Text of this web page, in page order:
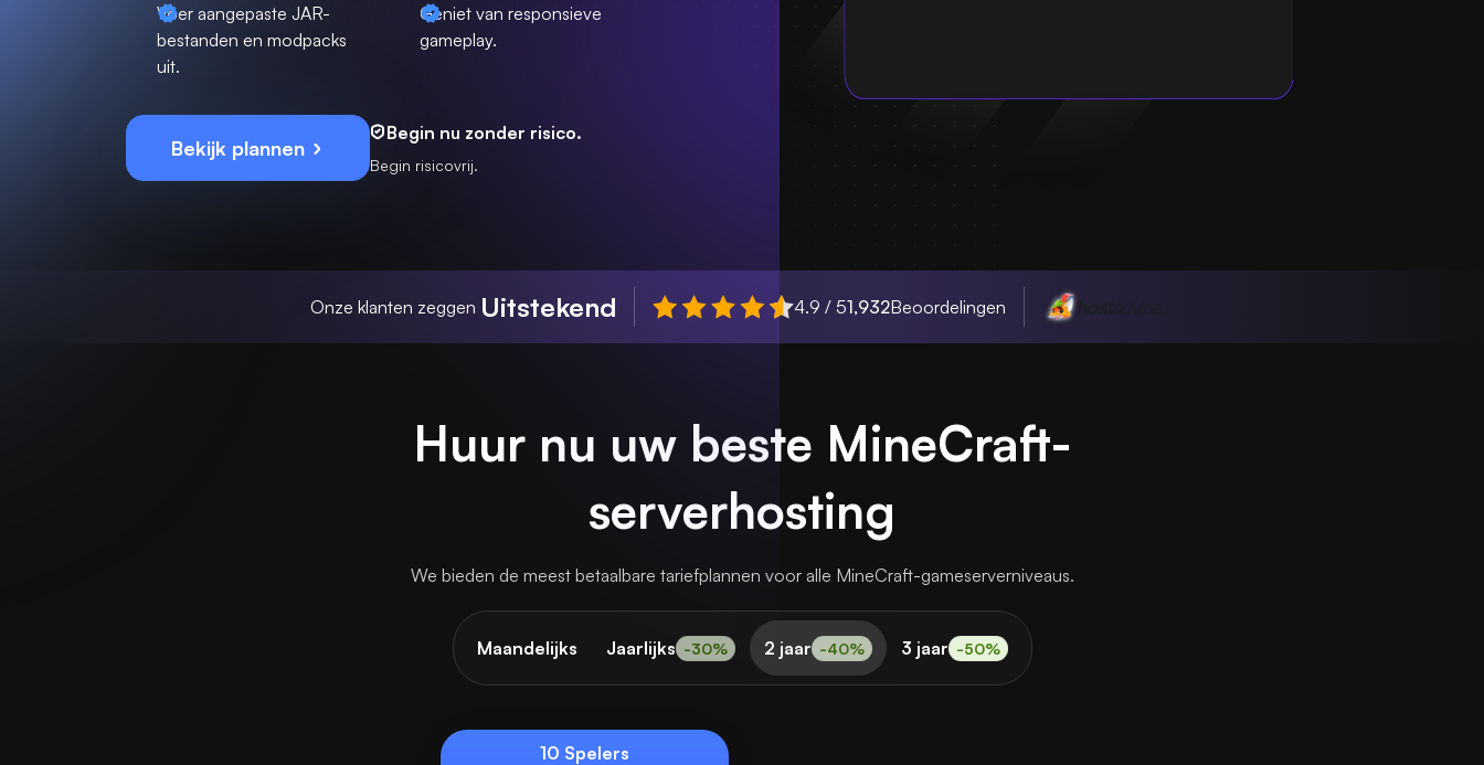
Voer aangepaste JAR-
bestanden en modpacks
uit.
Geniet van responsieve
gameplay.
Bekijk plannen
Begin nu zonder risico.
Begin risicovrij.
Onze klanten zeggen Uitstekend 4.9 / 51,932Beoordelingen
Huur nu uw beste MineCraft-
serverhosting
We bieden de meest betaalbare tariefplannen voor alle MineCraft-gameserverniveaus.
Maandelijks Jaarlijks -30% 2 jaar -40% 3 jaar -50%
10 Spelers